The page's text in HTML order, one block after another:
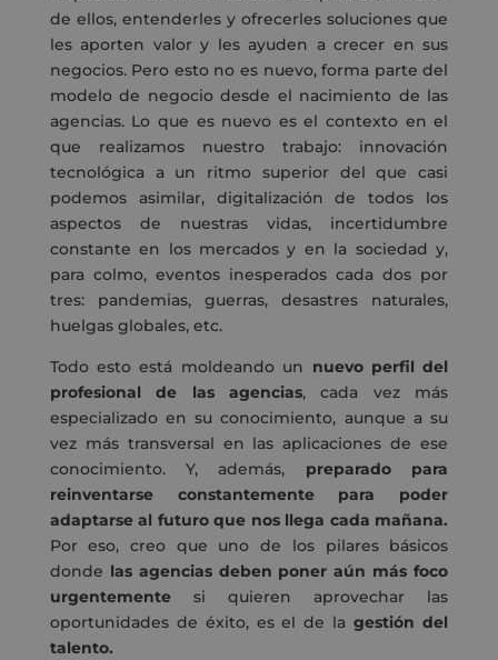
de ellos, entenderles y ofrecerles soluciones que
les aporten valor y les ayuden a crecer en sus
negocios. Pero esto no es nuevo, forma parte del
modelo de negocio desde el nacimiento de las
agencias. Lo que es nuevo es el contexto en el
que realizamos nuestro trabajo: innovación
tecnológica a un ritmo superior del que casi
podemos asimilar, digitalización de todos los
aspectos de nuestras vidas, incertidumbre
constante en los mercados y en la sociedad y,
para colmo, eventos inesperados cada dos por
tres: pandemias, guerras, desastres naturales,
huelgas globales, etc.
Todo esto está moldeando un nuevo perfil del
profesional de las agencias, cada vez más
especializado en su conocimiento, aunque a su
vez más transversal en las aplicaciones de ese
conocimiento. Y, además, preparado para
reinventarse constantemente para poder
adaptarse al futuro que nos llega cada mañana.
Por eso, creo que uno de los pilares básicos
donde las agencias deben poner aún más foco
urgentementesi quieren aprovechar las
oportunidades de éxito, es el de lagestión del
talento.